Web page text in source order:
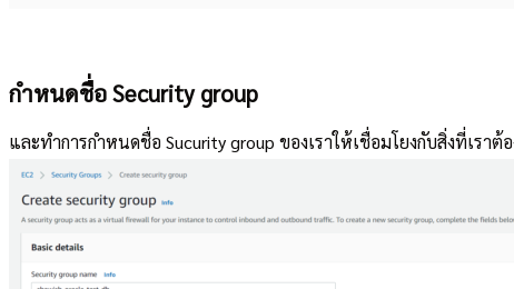
กำหนดชื่อ Security group
และทำการกำหนดชื่อ Sucurity group ของเราให้เชื่อมโยงกับสิ่งที่เรา